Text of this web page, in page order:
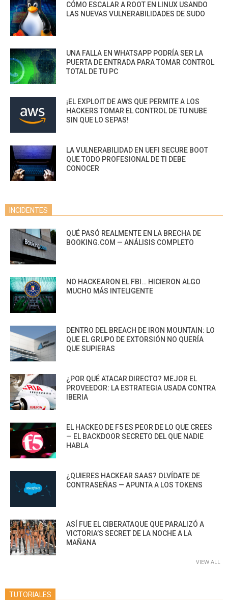
CÓMO ESCALAR A ROOT EN LINUX USANDO
LAS NUEVAS VULNERABILIDADES DE SUDO
UNA FALLA EN WHATSAPP PODRÍA SER LA
PUERTA DE ENTRADA PARA TOMAR CONTROL
TOTAL DE TU PC
¡EL EXPLOIT DE AWS QUE PERMITE A LOS
HACKERS TOMAR EL CONTROL DE TU NUBE
SIN QUE LO SEPAS!
LA VULNERABILIDAD EN UEFI SECURE BOOT
QUE TODO PROFESIONAL DE TI DEBE
CONOCER
INCIDENTES
QUÉ PASÓ REALMENTE EN LA BRECHA DE
BOOKING.COM — ANÁLISIS COMPLETO
NO HACKEARON EL FBI… HICIERON ALGO
MUCHO MÁS INTELIGENTE
DENTRO DEL BREACH DE IRON MOUNTAIN: LO
QUE EL GRUPO DE EXTORSIÓN NO QUERÍA
QUE SUPIERAS
¿POR QUÉ ATACAR DIRECTO? MEJOR EL
PROVEEDOR: LA ESTRATEGIA USADA CONTRA
IBERIA
EL HACKEO DE F5 ES PEOR DE LO QUE CREES
— EL BACKDOOR SECRETO DEL QUE NADIE
HABLA
¿QUIERES HACKEAR SAAS? OLVÍDATE DE
CONTRASEÑAS — APUNTA A LOS TOKENS
ASÍ FUE EL CIBERATAQUE QUE PARALIZÓ A
VICTORIA’S SECRET DE LA NOCHE A LA
MAÑANA
VIEW ALL
TUTORIALES